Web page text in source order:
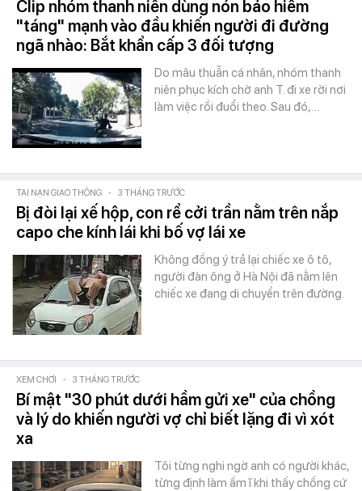
Clip nhóm thanh niên dùng nón bảo hiểm
"táng" mạnh vào đầu khiến người đi đường
ngã nhào: Bắt khẩn cấp 3 đối tượng
Do mâu thuẫn cá nhân, nhóm thanh
niên phục kích chờ anh T. đi xe rời nơi
làm việc rồi đuổi theo. Sau đó,…
TAI NẠN GIAO THÔNG - 3 THÁNG TRƯỚC
Bị đòi lại xế hộp, con rể cởi trần nằm trên nắp
capo che kính lái khi bố vợ lái xe
Không đồng ý trả lại chiếc xe ô tô,
người đàn ông ở Hà Nội đã nằm lên
chiếc xe đang di chuyển trên đường.
XEM CHƠI - 3 THÁNG TRƯỚC
Bí mật "30 phút dưới hầm gửi xe" của chồng
và lý do khiến người vợ chỉ biết lặng đi vì xót
xa
Tôi từng nghi ngờ anh có người khác,
từng định làm ầm ĩ khi thấy chồng cứ